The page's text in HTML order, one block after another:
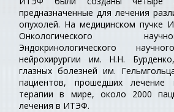
предназначенные для лечения
опухолей. На медицинском пучке
Онкологического
Эндокринологического
нейрохирургии им. Н.Н.
глазных болезней им.
пациентов, прошедших лечение
терапии в мире, около 2000
лечения в ИТЭФ.